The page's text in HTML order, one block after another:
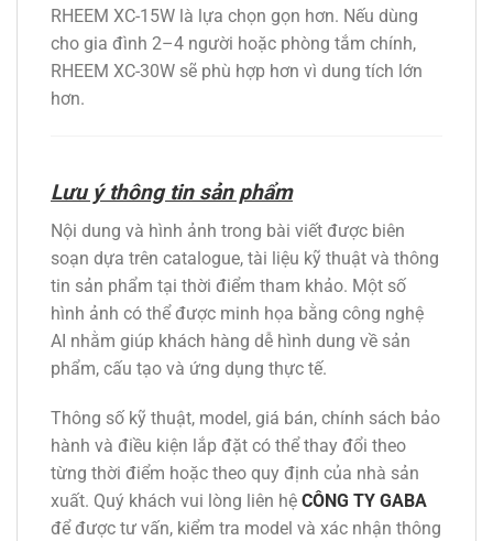
RHEEM XC-15W là lựa chọn gọn hơn. Nếu dùng
cho gia đình 2–4 người hoặc phòng tắm chính,
RHEEM XC-30W sẽ phù hợp hơn vì dung tích lớn
hơn.
Lưu ý thông tin sản phẩm
Nội dung và hình ảnh trong bài viết được biên
soạn dựa trên catalogue, tài liệu kỹ thuật và thông
tin sản phẩm tại thời điểm tham khảo. Một số
hình ảnh có thể được minh họa bằng công nghệ
AI nhằm giúp khách hàng dễ hình dung về sản
phẩm, cấu tạo và ứng dụng thực tế.
Thông số kỹ thuật, model, giá bán, chính sách bảo
hành và điều kiện lắp đặt có thể thay đổi theo
từng thời điểm hoặc theo quy định của nhà sản
xuất. Quý khách vui lòng liên hệ CÔNG TY GABA
để được tư vấn, kiểm tra model và xác nhận thông